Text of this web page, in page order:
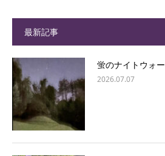
最新記事
蛍のナイトウォ
2026.07.07